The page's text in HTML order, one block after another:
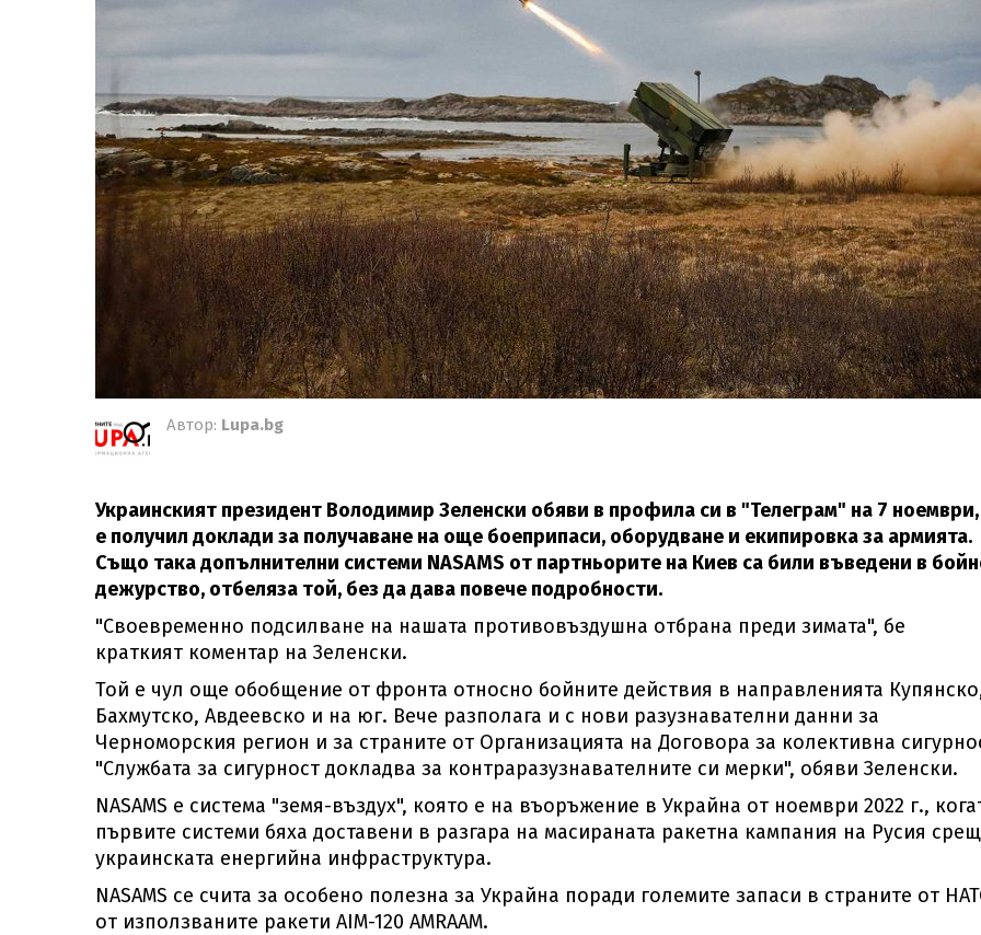
Автор: Lupa.bg
Украинският президент Володимир Зеленски обяви в профила си в "Телеграм" на 7
е получил доклади за получаване на още боеприпаси, оборудване и екипировка за армията.
Също така допълнителни системи NASAMS от партньорите на Киев са били въведени в
дежурство, отбеляза той, без да дава повече подробности.
"Своевременно подсилване на нашата противовъздушна отбрана преди зимата", бе
краткият коментар на Зеленски.
Той е чул още обобщение от фронта относно бойните действия в направленията
Бахмутско, Авдеевско и на юг. Вече разполага и с нови разузнавателни данни за
Черноморския регион и за страните от Организацията на Договора за колективна
"Службата за сигурност докладва за контраразузнавателните си мерки", обяви Зеленски.
NASAMS е система "земя-въздух", която е на въоръжение в Украйна от ноември 2022 г.,
първите системи бяха доставени в разгара на масираната ракетна кампания на Русия
украинската енергийна инфраструктура.
NASAMS се счита за особено полезна за Украйна поради големите запаси в страните от
от използваните ракети AIM-120 AMRAAM.